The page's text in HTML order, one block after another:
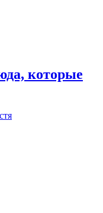
которые